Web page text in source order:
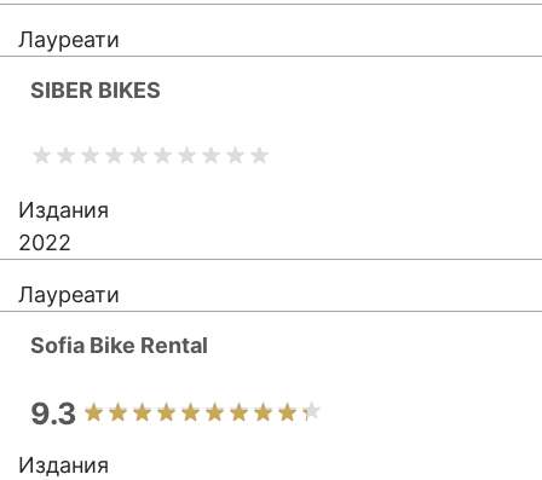
Лауреати
SIBER BIKES
Издания
2022
Лауреати
Sofia Bike Rental
9.3
Издания